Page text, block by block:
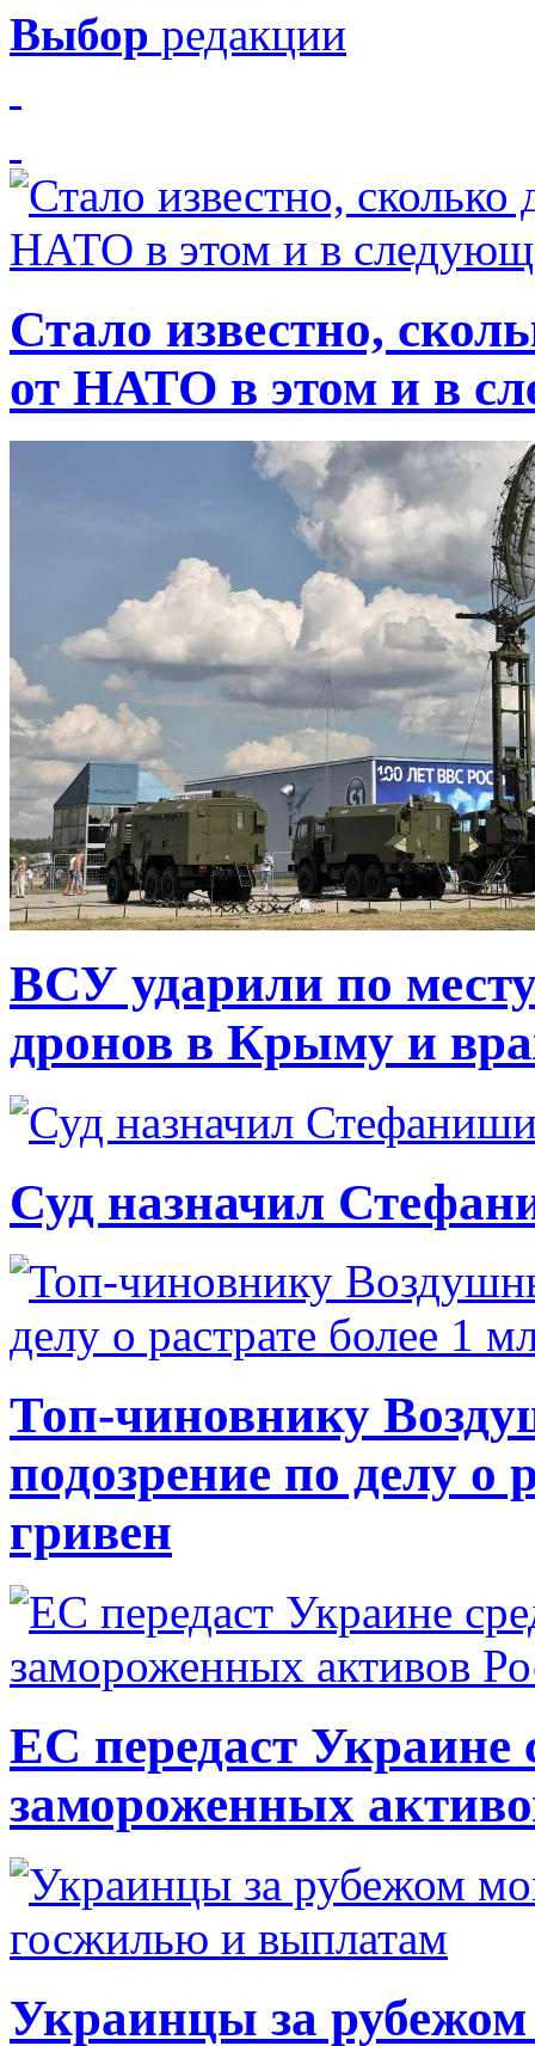
Выбор редакции
Стало известно,
от НАТО в этом и в
ВСУ ударили по
дронов в Крыму и
Суд назначил
Топ-чиновнику
подозрение по делу о
гривен
ЕС передаст Украине
замороженных
Украинцы за рубежом